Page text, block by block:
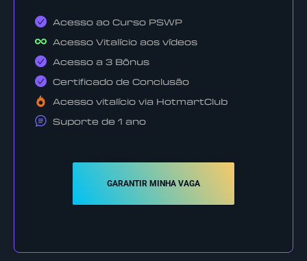
Acesso ao Curso PSWP
Acesso Vitalício aos vídeos
Acesso a 3 Bônus
Certificado de Conclusão
Acesso vitalício via HotmartClub
Suporte de 1 ano
GARANTIR MINHA VAGA